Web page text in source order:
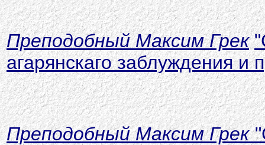
Преподобный Максим Грек
агарянскаго заблуждения и
Преподобный Максим Грек